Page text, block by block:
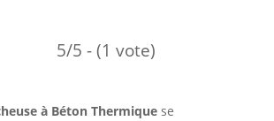
5/5 - (1 vote)
à Béton Thermiquese